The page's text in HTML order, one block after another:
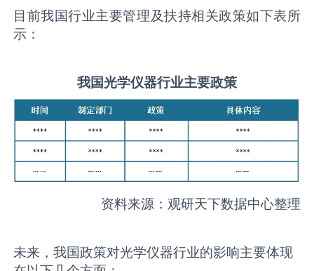
目前我国行业主要管理及扶持相关政策如下表所
示：
我国光学仪器行业主要政策
资料来源：观研天下数据中心整理
未来，我国政策对光学仪器行业的影响主要体现